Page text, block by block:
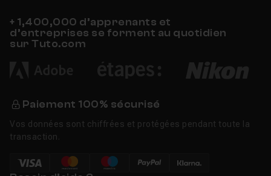
+ 1,400,000 d’apprenants et
d’entreprises se forment au quotidien
sur Tuto.com
Paiement 100% sécurisé
Vos données sont chiffrées et protégées pendant toute la
transaction.